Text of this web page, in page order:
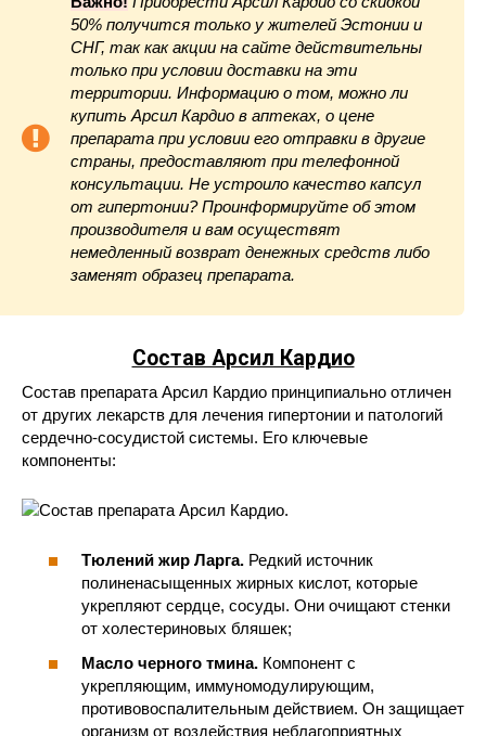
50% получится только у жителей Эстонии и
СНГ, так как акции на сайте действительны
только при условии доставки на эти
территории. Информацию о том, можно ли
купить Арсил Кардио в аптеках, о цене
препарата при условии его отправки в другие
страны, предоставляют при телефонной
консультации. Не устроило качество капсул
от гипертонии? Проинформируйте об этом
производителя и вам осуществят
немедленный возврат денежных средств либо
заменят образец препарата.
Состав Арсил Кардио
Состав препарата Арсил Кардио принципиально отличен
от других лекарств для лечения гипертонии и патологий
сердечно-сосудистой системы. Его ключевые
компоненты:
Тюлений жир Ларга. Редкий источник
полиненасыщенных жирных кислот, которые
укрепляют сердце, сосуды. Они очищают стенки
от холестериновых бляшек;
Масло черного тмина. Компонент с
укрепляющим, иммуномодулирующим,
противовоспалительным действием. Он защищает
организм от воздействия неблагоприятных